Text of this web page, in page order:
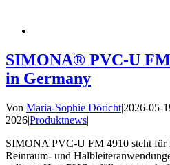
SIMONA® PVC-U FM
in Germany
Von Maria-Sophie Döricht|2026-05-
2026|Produktnews|
SIMONA PVC-U FM 4910 steht für
Reinraum- und